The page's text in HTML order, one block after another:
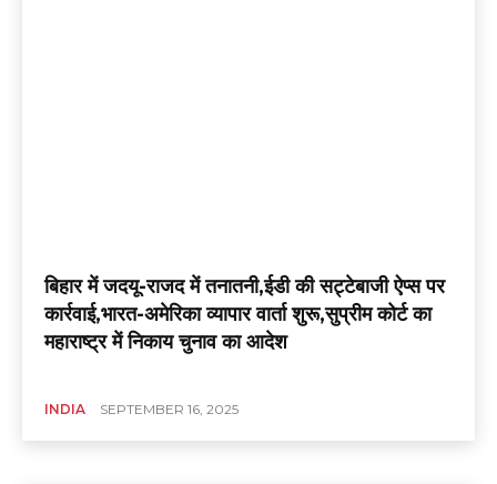
बिहार में जदयू-राजद में तनातनी,ईडी की सट्टेबाजी ऐप्स पर
कार्रवाई,भारत-अमेरिका व्यापार वार्ता शुरू,सुप्रीम कोर्ट का
महाराष्ट्र में निकाय चुनाव का आदेश
INDIA SEPTEMBER 16, 2025